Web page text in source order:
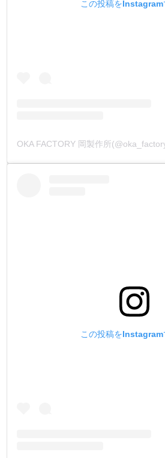
この投稿をInstagram
この投稿をInstagram